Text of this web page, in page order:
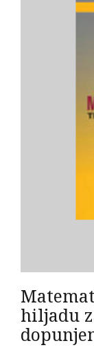
hiljadu